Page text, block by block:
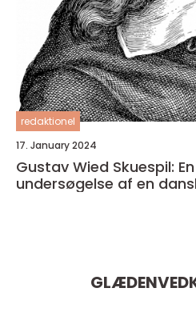
redaktionel
17. January 2024
Gustav Wied Skuespil:
undersøgelse af en